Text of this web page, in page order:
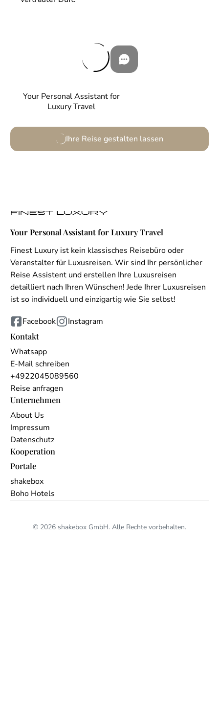
Your Personal Assistant for
Luxury Travel
Ihre Reise gestalten lassen
Your Personal Assistant for Luxury Travel
Finest Luxury ist kein klassisches Reisebüro oder
Veranstalter für Luxusreisen. Wir sind Ihr persönlicher
Reise Assistent und erstellen Ihre Luxusreisen
detailliert nach Ihren Wünschen! Jede Ihrer Luxusreisen
ist so individuell und einzigartig wie Sie selbst!
Facebook
Instagram
Kontakt
Whatsapp
E-Mail schreiben
+4922045089560
Reise anfragen
Unternehmen
About Us
Impressum
Datenschutz
Kooperation
Portale
shakebox
Boho Hotels
© 2026 shakebox GmbH. Alle Rechte vorbehalten.